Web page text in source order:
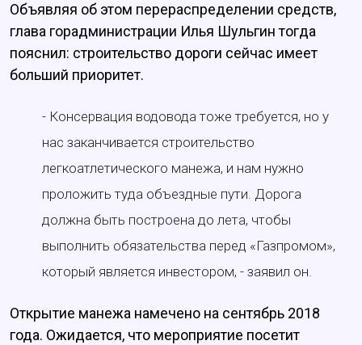
Объявляя об этом перераспределении средств,
глава горадминистрации Илья Шульгин тогда
пояснил: строительство дороги сейчас имеет
больший приоритет.
- Консервация водовода тоже требуется, но у
нас заканчивается строительство
легкоатлетического манежа, и нам нужно
проложить туда объездные пути. Дорога
должна быть построена до лета, чтобы
выполнить обязательства перед «Газпромом»,
который является инвестором, - заявил он.
Открытие манежа намечено на сентябрь 2018
года. Ожидается, что мероприятие посетит